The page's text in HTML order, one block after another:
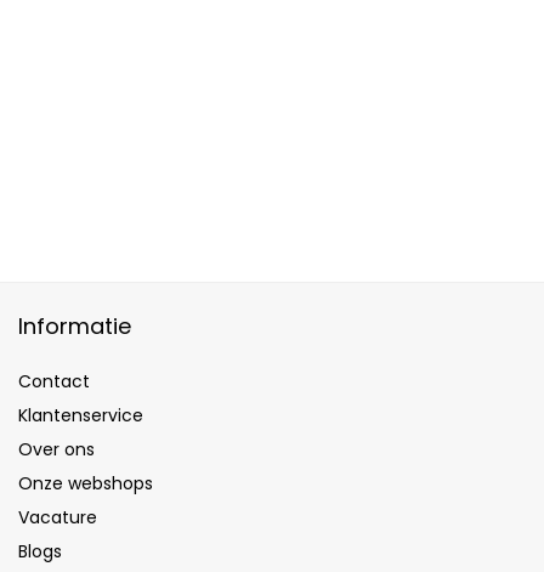
Informatie
Contact
Klantenservice
Over ons
Onze webshops
Vacature
Blogs